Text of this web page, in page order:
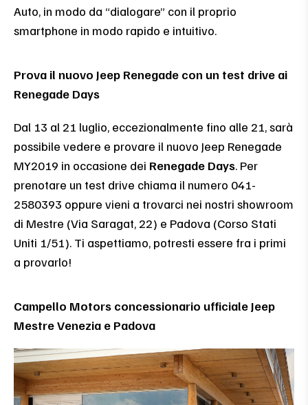
Auto, in modo da “dialogare” con il proprio
smartphone in modo rapido e intuitivo.
Prova il nuovo Jeep Renegade con un test drive ai
Renegade Days
Dal 13 al 21 luglio, eccezionalmente fino alle 21, sarà
possibile vedere e provare il nuovo Jeep Renegade
MY2019 in occasione dei Renegade Days. Per
prenotare un test drive chiama il numero 041-
2580393 oppure vieni a trovarci nei nostri showroom
di Mestre (Via Saragat, 22) e Padova (Corso Stati
Uniti 1/51). Ti aspettiamo, potresti essere fra i primi
a provarlo!
Campello Motors concessionario ufficiale Jeep
Mestre Venezia e Padova